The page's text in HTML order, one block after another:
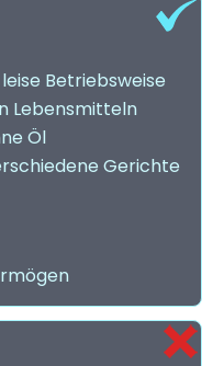
Betriebsweise
Lebensmitteln
Öl
Gerichte